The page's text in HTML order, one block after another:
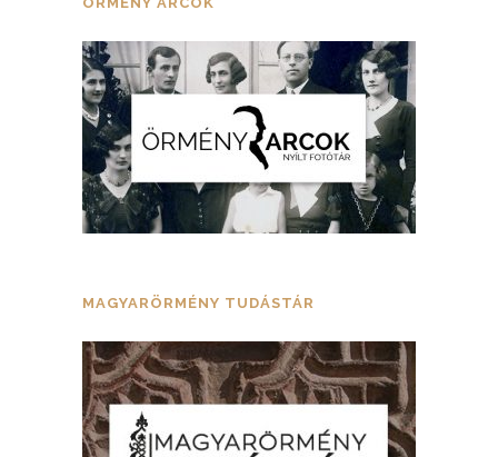
MAGYARÖRMÉNY TUDÁSTÁR